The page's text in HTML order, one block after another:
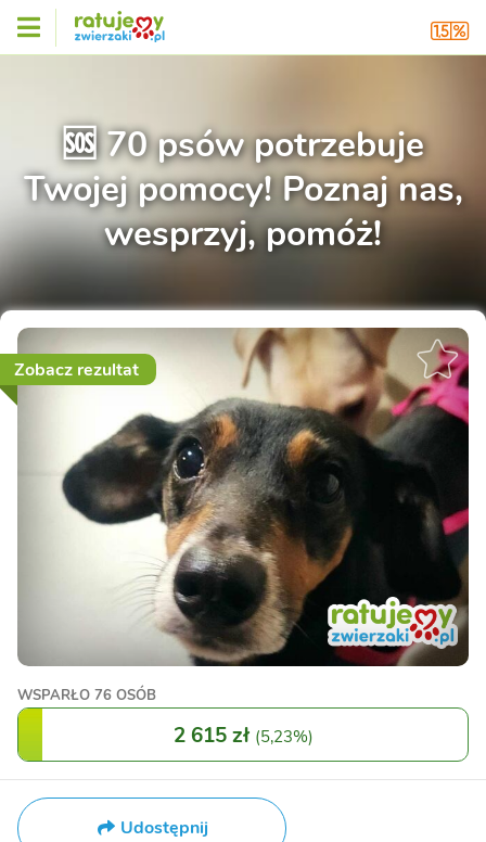
🆘 70 psów potrzebuje
Twojej pomocy! Poznaj nas,
wesprzyj, pomóż!
Zobacz rezultat
WSPARŁO 76 OSÓB
2 615 zł (5,23%)
Udostępnij